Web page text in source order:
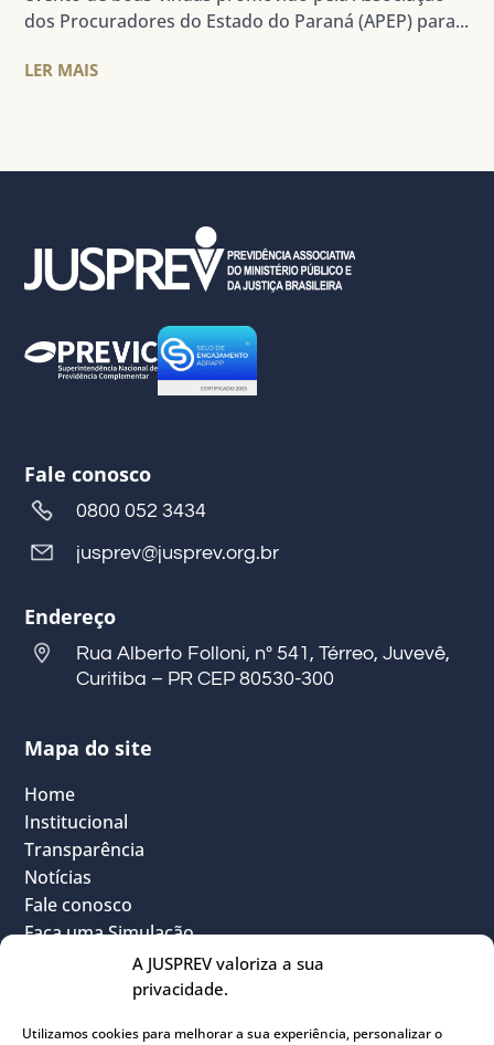
A JUSPREV valoriza a sua
privacidade.
Utilizamos cookies para melhorar a sua experiência, personalizar o
dos Procuradores do Estado do Paraná (APEP) para...
LER MAIS
Fale conosco
0800 052 3434
jusprev@jusprev.org.br
Endereço
Rua Alberto Folloni, nº 541, Térreo, Juvevê,
Curitiba – PR CEP 80530-300
Mapa do site
Home
Institucional
Transparência
Notícias
Fale conosco
Faça uma Simulação